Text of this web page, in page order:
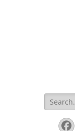
Search
for: